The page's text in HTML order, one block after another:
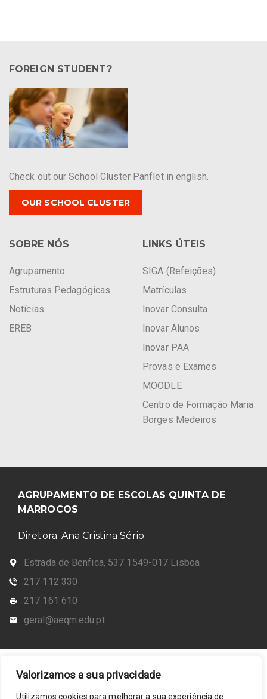
Valorizamos a sua privacidade
Utilizamos cookies para melhorar a sua experiência de
FOREIGN STUDENT?
Check out our School Cluster Panflet in english.
OUR SCHOOL CLUSTER
SOBRE NÓS
Agrupamento
Estruturas Pedagógicas
Notícias
EREB
LINKS ÚTEIS
SIGA (Refeições)
Matrículas
Inovar Consulta
Inovar Alunos
Inovar PAA
Provas e Exames
MOODLE
Centro de Formação Maria
Borges Medeiros
AGRUPAMENTO DE ESCOLAS QUINTA DE
MARROCOS
Diretora: Ana Cristina Sério
Estrada de Benfica, 537 1549-017 Lisboa
217 112 330
217 161 610
geral@aeqm.edu.pt